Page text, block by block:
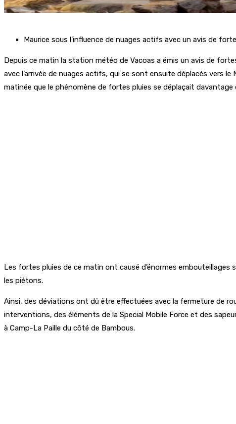
Maurice sous l’influence de nuages actifs avec un avis de
Depuis ce matin la station météo de Vacoas a émis un avis de
avec l’arrivée de nuages actifs, qui se sont ensuite déplacés vers
matinée que le phénomène de fortes pluies se déplaçait davantage
Les fortes pluies de ce matin ont causé d’énormes
les piétons.
Ainsi, des déviations ont dû être effectuées avec la fermeture de
interventions, des éléments de la Special Mobile Force et des
à Camp-La Paille du côté de Bambous.